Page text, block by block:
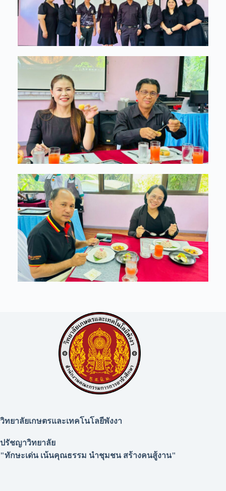
วิทยาลัยเกษตรและเทคโนโลยีพังงา
ปรัชญาวิทยาลัย
"ทักษะเด่น เน้นคุณธรรม นำชุมชน สร้างคนสู้งาน"